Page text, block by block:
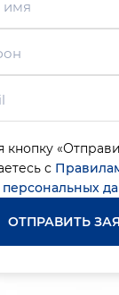
имя
с
персональных
ОТПРАВИТЬ